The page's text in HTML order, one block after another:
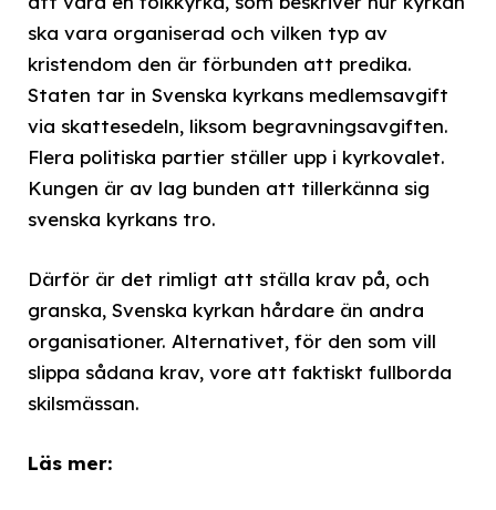
ska vara organiserad och vilken typ av
kristendom den är förbunden att predika.
Staten tar in Svenska kyrkans medlemsavgift
via skattesedeln, liksom begravningsavgiften.
Flera politiska partier ställer upp i kyrkovalet.
Kungen är av lag bunden att tillerkänna sig
svenska kyrkans tro.
Därför är det rimligt att ställa krav på, och
granska, Svenska kyrkan hårdare än andra
organisationer. Alternativet, för den som vill
slippa sådana krav, vore att faktiskt fullborda
skilsmässan.
Läs mer: